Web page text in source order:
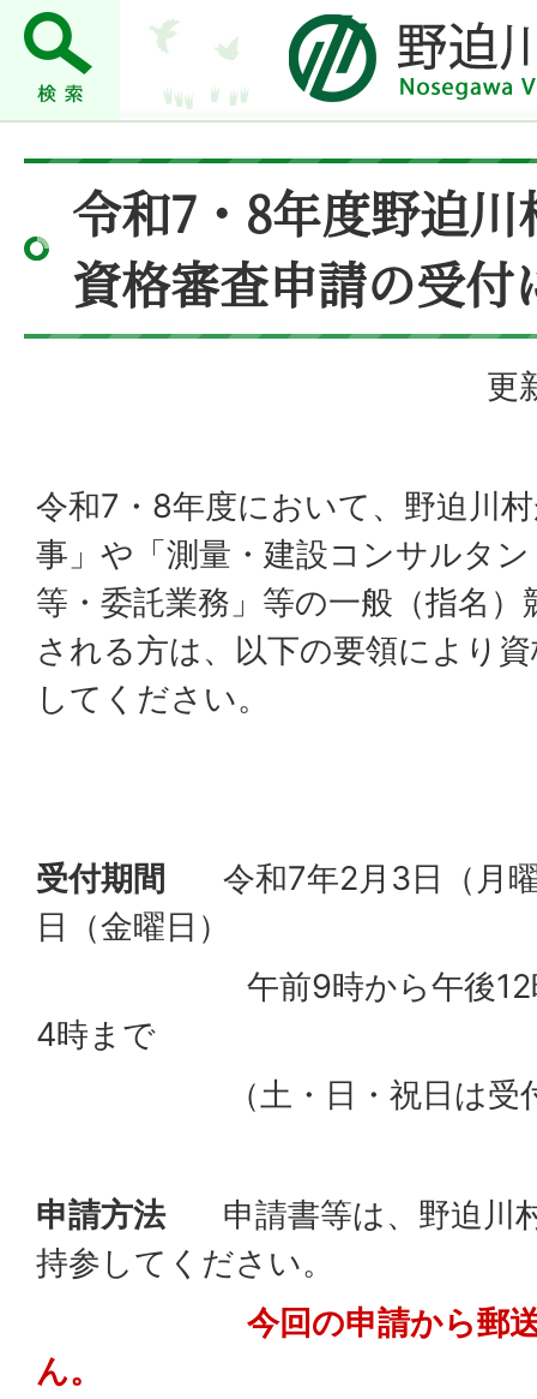
令和7・8年度野迫
資格審査申請の受付
更
令和7・8年度において、野迫川
事」や「測量・建設コンサルタ
等・委託業務」等の一般（指名
される方は、以下の要領により
してください。
受付期間 令和7年2月3日（月
日（金曜日）
午前9時から午後12時、
4時まで
（土・日・祝日は受付い
申請方法 申請書等は、野迫川
持参してください。
今回の申請から郵
ん。